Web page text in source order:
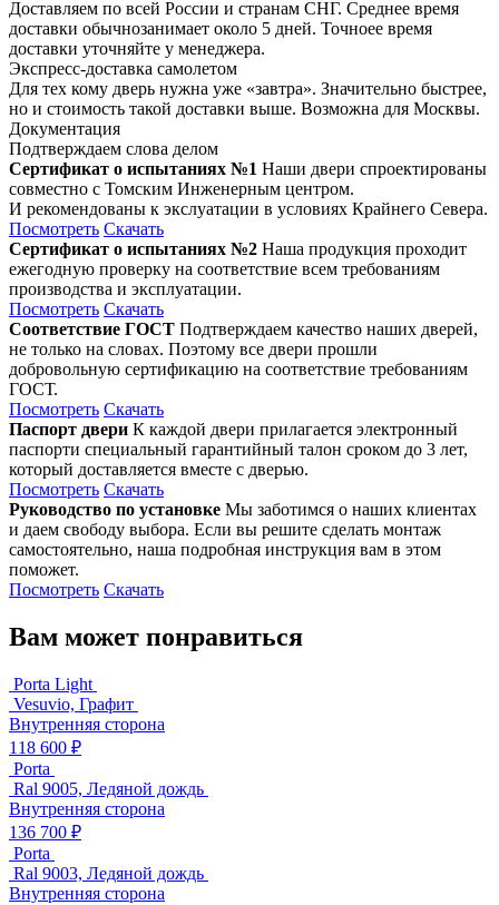
Доставляем по всей России и странам СНГ. Среднее время
доставки обычнозанимает около 5 дней. Точноее время
доставки уточняйте у менеджера.
Экспресс-доставка самолетом
Для тех кому дверь нужна уже «завтра». Значительно быстрее,
но и стоимость такой доставки выше. Возможна для Москвы.
Документация
Подтверждаем слова делом
Сертификат о испытаниях №1 Наши двери спроектированы
совместно с Томским Инженерным центром.
И рекомендованы к экслуатации в условиях Крайнего Севера.
Посмотреть Скачать
Сертификат о испытаниях №2 Наша продукция проходит
ежегодную проверку на соответствие всем требованиям
производства и эксплуатации.
Посмотреть Скачать
Соответствие ГОСТ Подтверждаем качество наших дверей,
не только на словах. Поэтому все двери прошли
добровольную сертификацию на соответствие требованиям
ГОСТ.
Посмотреть Скачать
Паспорт двери К каждой двери прилагается электронный
паспорти специальный гарантийный талон сроком до 3 лет,
который доставляется вместе с дверью.
Посмотреть Скачать
Руководство по установке Мы заботимся о наших клиентах
и даем свободу выбора. Если вы решите сделать монтаж
самостоятельно, наша подробная инструкция вам в этом
поможет.
Посмотреть Скачать
Вам может понравиться
Porta Light
Vesuvio, Графит
Внутренняя сторона
118 600 ₽
Porta
Ral 9005, Ледяной дождь
Внутренняя сторона
136 700 ₽
Porta
Ral 9003, Ледяной дождь
Внутренняя сторона